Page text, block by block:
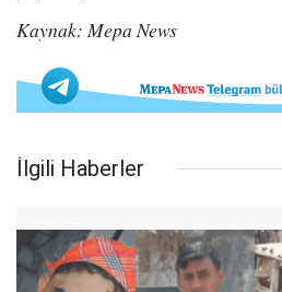
Kaynak: Mepa News
İlgili Haberler